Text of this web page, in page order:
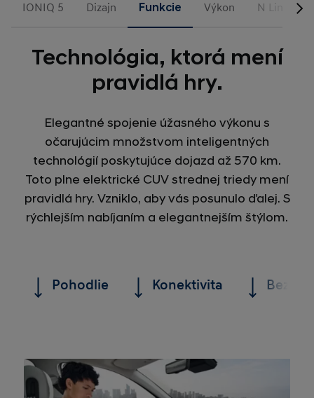
IONIQ 5 Dizajn Funkcie Výkon N Line
Technológia, ktorá mení
pravidlá hry.
Elegantné spojenie úžasného výkonu s
očarujúcim množstvom inteligentných
technológií poskytujúce dojazd až 570 km.
Toto plne elektrické CUV strednej triedy mení
pravidlá hry. Vzniklo, aby vás posunulo ďalej. S
rýchlejším nabíjaním a elegantnejším štýlom.
Pohodlie Konektivita